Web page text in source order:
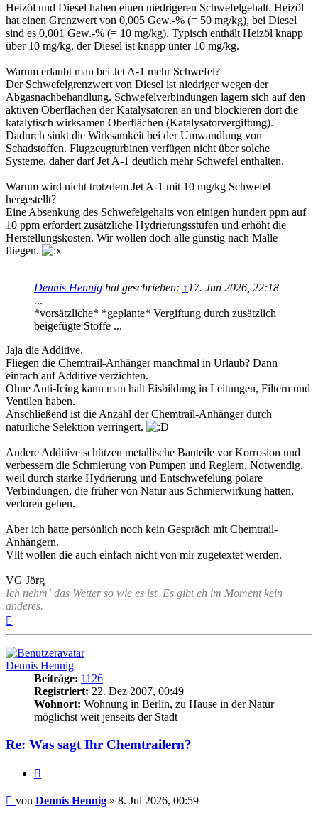
Heizöl und Diesel haben einen niedrigeren Schwefelgehalt. Heizöl
hat einen Grenzwert von 0,005 Gew.-% (= 50 mg/kg), bei Diesel
sind es 0,001 Gew.-% (= 10 mg/kg). Typisch enthält Heizöl knapp
über 10 mg/kg, der Diesel ist knapp unter 10 mg/kg.
Warum erlaubt man bei Jet A-1 mehr Schwefel?
Der Schwefelgrenzwert von Diesel ist niedriger wegen der
Abgasnachbehandlung. Schwefelverbindungen lagern sich auf den
aktiven Oberflächen der Katalysatoren an und blockieren dort die
katalytisch wirksamen Oberflächen (Katalysatorvergiftung).
Dadurch sinkt die Wirksamkeit bei der Umwandlung von
Schadstoffen. Flugzeugturbinen verfügen nicht über solche
Systeme, daher darf Jet A-1 deutlich mehr Schwefel enthalten.
Warum wird nicht trotzdem Jet A-1 mit 10 mg/kg Schwefel
hergestellt?
Eine Absenkung des Schwefelgehalts von einigen hundert ppm auf
10 ppm erfordert zusätzliche Hydrierungsstufen und erhöht die
Herstellungskosten. Wir wollen doch alle günstig nach Malle
fliegen.
Dennis Hennig hat geschrieben: ↑ 17. Jun 2026, 22:18
...
*vorsätzliche* *geplante* Vergiftung durch zusätzlich
beigefügte Stoffe ...
Jaja die Additive.
Fliegen die Chemtrail-Anhänger manchmal in Urlaub? Dann
einfach auf Additive verzichten.
Ohne Anti-Icing kann man halt Eisbildung in Leitungen, Filtern und
Ventilen haben.
Anschließend ist die Anzahl der Chemtrail-Anhänger durch
natürliche Selektion verringert.
Andere Additive schützen metallische Bauteile vor Korrosion und
verbessern die Schmierung von Pumpen und Reglern. Notwendig,
weil durch starke Hydrierung und Entschwefelung polare
Verbindungen, die früher von Natur aus Schmierwirkung hatten,
verloren gehen.
Aber ich hatte persönlich noch kein Gespräch mit Chemtrail-
Anhängern.
Vllt wollen die auch einfach nicht von mir zugetextet werden.
VG Jörg
Ich nehm` das Wetter so wie es ist. Es gibt eh im Moment kein
anderes.
Dennis Hennig
Beiträge: 1126
Registriert: 22. Dez 2007, 00:49
Wohnort: Wohnung in Berlin, zu Hause in der Natur
möglichst weit jenseits der Stadt
Re: Was sagt Ihr Chemtrailern?
Beitrag
von Dennis Hennig » 8. Jul 2026, 00:59